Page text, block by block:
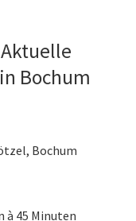
Bochum
Bochum
45 Minuten